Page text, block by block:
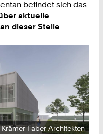
befindet sich das
aktuelle
dieser Stelle
Faber Architekten